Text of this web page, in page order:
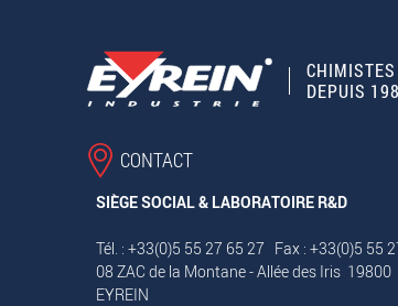
DEPUIS
CONTACT
SIÈGE SOCIAL & LABORATOIRE R&D
Tél. : +33(0)5 55 27 65 27 Fax : +33(0)5 55
08 ZAC de la Montane - Allée des Iris 19800
EYREIN